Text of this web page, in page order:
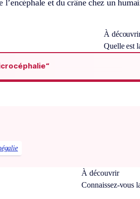
et du crâne chez un
À
Quelle est
À découvrir
Connaissez-vous